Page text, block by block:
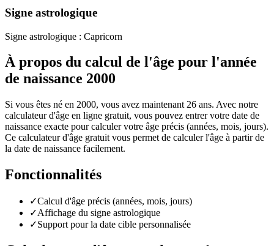
Signe astrologique
Signe astrologique : Capricorn
À propos du calcul de l'âge pour l'année
de naissance 2000
Si vous êtes né en 2000, vous avez maintenant 26 ans. Avec notre
calculateur d'âge en ligne gratuit, vous pouvez entrer votre date de
naissance exacte pour calculer votre âge précis (années, mois, jours).
Ce calculateur d'âge gratuit vous permet de calculer l'âge à partir de
la date de naissance facilement.
Fonctionnalités
✓Calcul d'âge précis (années, mois, jours)
✓Affichage du signe astrologique
✓Support pour la date cible personnalisée